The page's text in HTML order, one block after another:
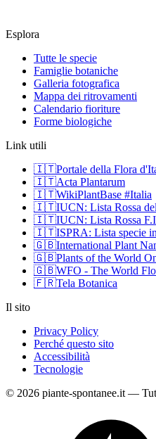
Esplora
Tutte le specie
Famiglie botaniche
Galleria fotografica
Mappa dei ritrovamenti
Calendario fioriture
Forme biologiche
Link utili
🇮🇹Portale della Flora
🇮🇹Acta Plantarum
🇮🇹WikiPlantBase #Italia
🇮🇹IUCN: Lista Rossa
🇮🇹IUCN: Lista Rossa
🇮🇹ISPRA: Lista specie
🇬🇧International Plant
🇬🇧Plants of the World
🇬🇧WFO - The World
🇫🇷Tela Botanica
Il sito
Privacy Policy
Perché questo sito
Accessibilità
Tecnologie
© 2026 piante-spontanee.it —